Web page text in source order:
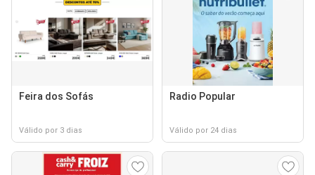
Feira dos Sofás
Válido por 3 dias
Radio Popular
Válido por 24 dias